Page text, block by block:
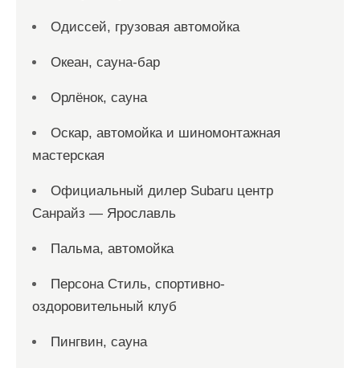
Одиссей, грузовая автомойка
Океан, сауна-бар
Орлёнок, сауна
Оскар, автомойка и шиномонтажная
мастерская
Официальный дилер Subaru центр
Санрайз — Ярославль
Пальма, автомойка
Персона Стиль, спортивно-
оздоровительный клуб
Пингвин, сауна